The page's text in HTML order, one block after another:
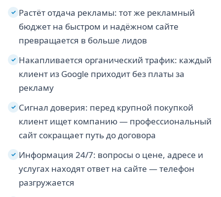
✓ Растёт отдача рекламы: тот же рекламный
бюджет на быстром и надёжном сайте
превращается в больше лидов
✓ Накапливается органический трафик: каждый
клиент из Google приходит без платы за
рекламу
✓ Сигнал доверия: перед крупной покупкой
клиент ищет компанию — профессиональный
сайт сокращает путь до договора
✓ Информация 24/7: вопросы о цене, адресе и
услугах находят ответ на сайте — телефон
разгружается